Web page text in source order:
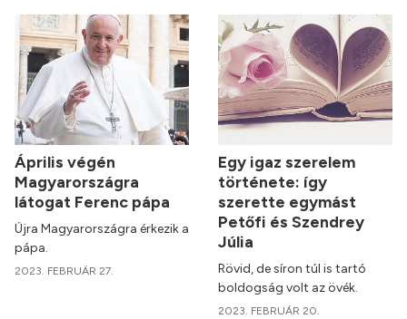
Április végén
Magyarországra
látogat Ferenc pápa
Újra Magyarországra érkezik a
pápa.
2023. FEBRUÁR 27.
Egy igaz szerelem
története: így
szerette egymást
Petőfi és Szendrey
Júlia
Rövid, de síron túl is tartó
boldogság volt az övék.
2023. FEBRUÁR 20.